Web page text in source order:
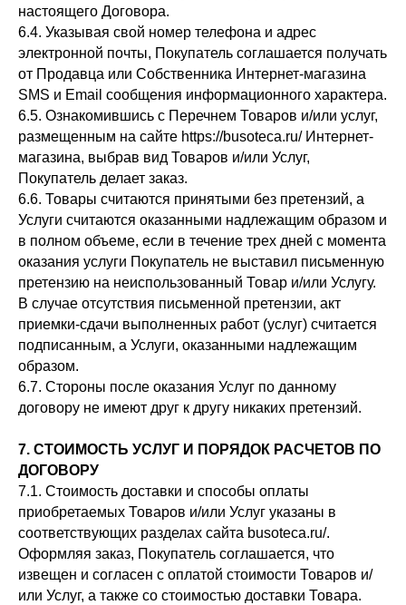
настоящего Договора.
6.4. Указывая свой номер телефона и адрес
электронной почты, Покупатель соглашается получать
от Продавца или Собственника Интернет-магазина
SMS и Email сообщения информационного характера.
6.5. Ознакомившись с Перечнем Товаров и/или услуг,
размещенным на сайте https://busoteca.ru/ Интернет-
магазина, выбрав вид Товаров и/или Услуг,
Покупатель делает заказ.
6.6. Товары считаются принятыми без претензий, а
Услуги считаются оказанными надлежащим образом и
в полном объеме, если в течение трех дней с момента
оказания услуги Покупатель не выставил письменную
претензию на неиспользованный Товар и/или Услугу.
В случае отсутствия письменной претензии, акт
приемки-сдачи выполненных работ (услуг) считается
подписанным, а Услуги, оказанными надлежащим
образом.
6.7. Стороны после оказания Услуг по данному
договору не имеют друг к другу никаких претензий.
7. СТОИМОСТЬ УСЛУГ И ПОРЯДОК РАСЧЕТОВ ПО
ДОГОВОРУ
7.1. Стоимость доставки и способы оплаты
приобретаемых Товаров и/или Услуг указаны в
соответствующих разделах сайта busoteca.ru/.
Оформляя заказ, Покупатель соглашается, что
извещен и согласен с оплатой стоимости Товаров и/
или Услуг, а также со стоимостью доставки Товара.